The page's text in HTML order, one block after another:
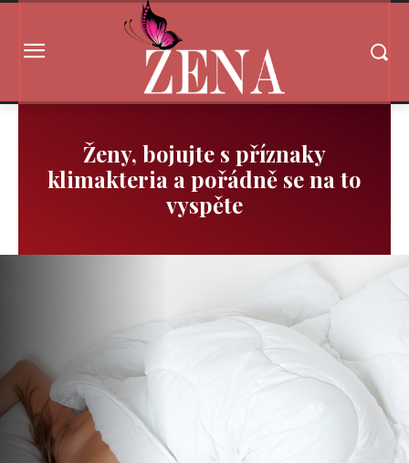
Ženy, bojujte s příznaky
klimakteria a pořádně se na to
vyspěte